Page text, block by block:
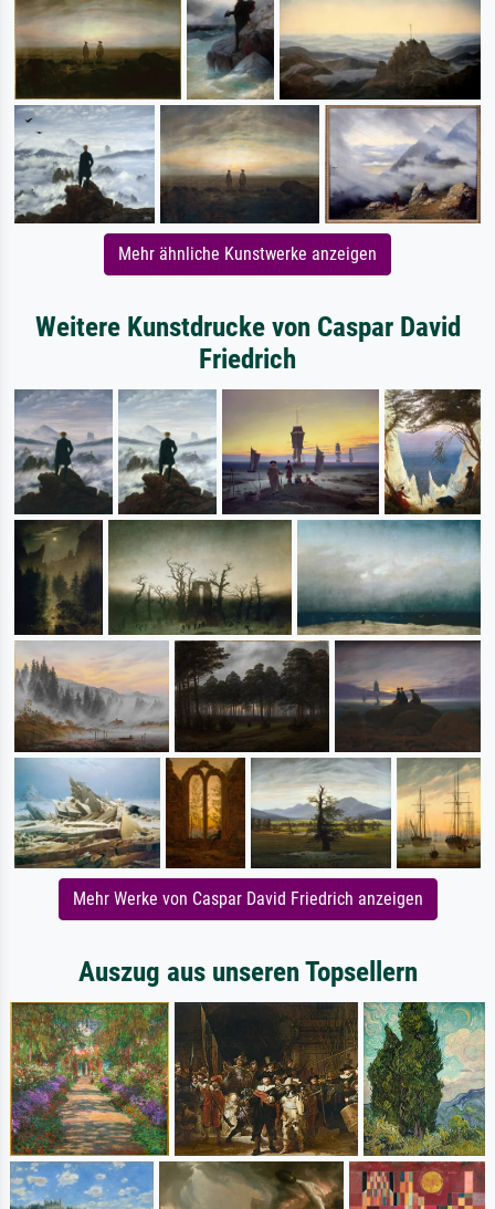
Mehr ähnliche Kunstwerke anzeigen
Weitere Kunstdrucke von Caspar David
Friedrich
Mehr Werke von Caspar David Friedrich anzeigen
Auszug aus unseren Topsellern